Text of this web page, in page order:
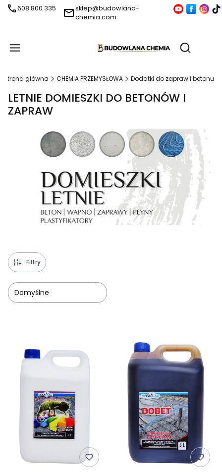
608 800 335
sklep@budowlana-
chemia.com
Otwórz
Strona główna CHEMIA PRZEMYSŁOWA Dodatki do zapraw i betonu
LETNIE DOMIESZKI DO BETONÓW I
ZAPRAW
Filtry
Domyślne